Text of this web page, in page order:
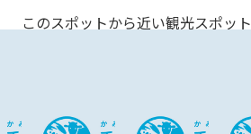
このスポットから近い観光スポット